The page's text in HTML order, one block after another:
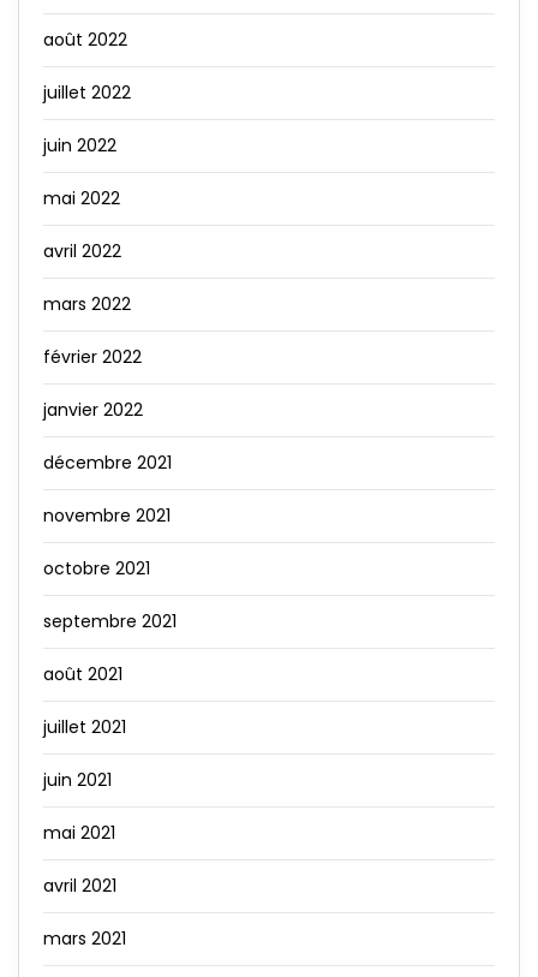
août 2022
juillet 2022
juin 2022
mai 2022
avril 2022
mars 2022
février 2022
janvier 2022
décembre 2021
novembre 2021
octobre 2021
septembre 2021
août 2021
juillet 2021
juin 2021
mai 2021
avril 2021
mars 2021